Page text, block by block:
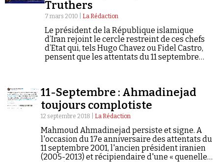
Newsletter
Faire un don
Demander à Vera
Se connecter
Rechercher dans tous les contenus
Cibler votre recherche
Rechercher
Truthers
7 mars 2010 | La Rédaction
Le président de la République islamique
d’Iran rejoint le cercle restreint de ces chefs
d’Etat qui, tels Hugo Chavez ou Fidel Castro,
pensent que les attentats du 11 septembre
11-Septembre : Ahmadinejad
toujours complotiste
12 septembre 2018 | La Rédaction
Mahmoud Ahmadinejad persiste et signe. A
l'occasion du 17e anniversaire des attentats du
11 septembre 2001, l'ancien président iranien
(2005-2013) et récipiendaire d'une « quenelle